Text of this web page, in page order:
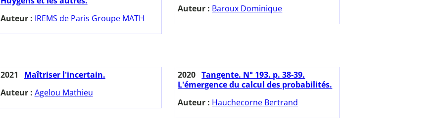
Auteur : IREMS de Paris Groupe MATH
Auteur : Baroux Dominique
2021
Maîtriser l'incertain.
Auteur : Agelou Mathieu
2020 Tangente. N° 193. p. 38-39.
L'émergence du calcul des probabilités.
Auteur : Hauchecorne Bertrand